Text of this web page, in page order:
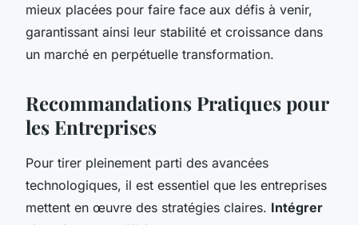
mieux placées pour faire face aux défis à venir,
garantissant ainsi leur stabilité et croissance dans
un marché en perpétuelle transformation.
Recommandations Pratiques pour
les Entreprises
Pour tirer pleinement parti des avancées
technologiques, il est essentiel que les entreprises
mettent en œuvre des stratégies claires. Intégrer